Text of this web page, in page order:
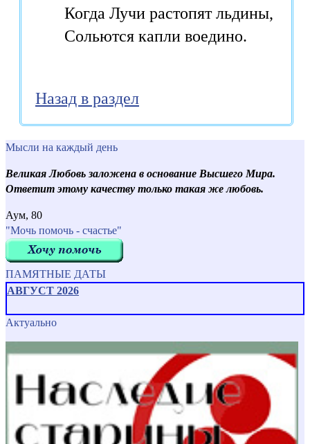
       Когда Лучи растопят льдины,
       Сольются капли воедино.
Назад в раздел
Мысли на каждый день
Великая Любовь заложена в основание Высшего Мира.
Ответит этому качеству только такая же любовь.
Аум, 80
"Мочь помочь - счастье"
ПАМЯТНЫЕ ДАТЫ
АВГУСТ 2026
Актуально